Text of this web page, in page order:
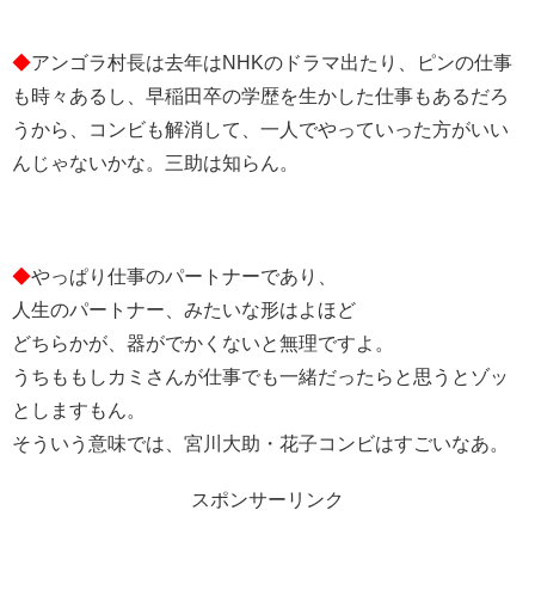
◆アンゴラ村長は去年はNHKのドラマ出たり、ピンの仕事
も時々あるし、早稲田卒の学歴を生かした仕事もあるだろ
うから、コンビも解消して、一人でやっていった方がいい
んじゃないかな。三助は知らん。
◆やっぱり仕事のパートナーであり、
人生のパートナー、みたいな形はよほど
どちらかが、器がでかくないと無理ですよ。
うちももしカミさんが仕事でも一緒だったらと思うとゾッ
としますもん。
そういう意味では、宮川大助・花子コンビはすごいなあ。
スポンサーリンク